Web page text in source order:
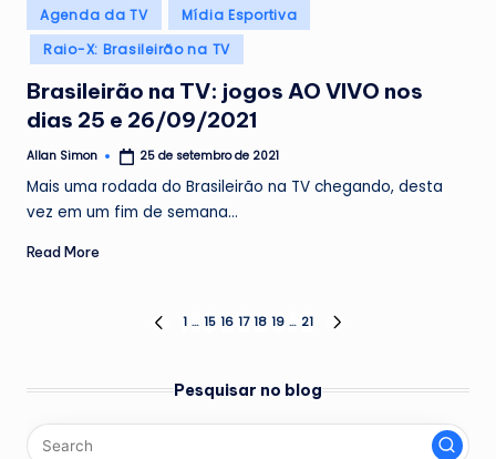
Posted
in
Agenda da TV
Mídia Esportiva
Raio-X: Brasileirão na TV
Brasileirão na TV: jogos AO VIVO nos
dias 25 e 26/09/2021
Posted
Allan Simon 25 de setembro de 2021
Mais uma rodada do Brasileirão na TV chegando, desta
vez em um fim de semana…
Read More
Paginação
posts
PREVIOUS
1 … 15 16 17 18 19 … 21
Pesquisar no blog